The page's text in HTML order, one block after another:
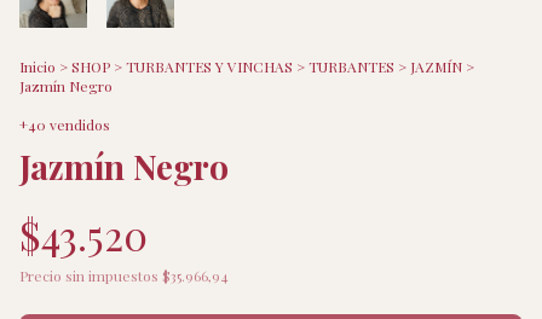
Inicio >SHOP >TURBANTES Y VINCHAS >TURBANTES > JAZMÍN >
Jazmín Negro
+40 vendidos
Jazmín Negro
$43.520
Precio sin impuestos $35.966,94